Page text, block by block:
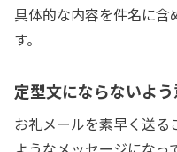
具体的な内容を件名に
す。
定型文にならないよ
お礼メールを素早く送る